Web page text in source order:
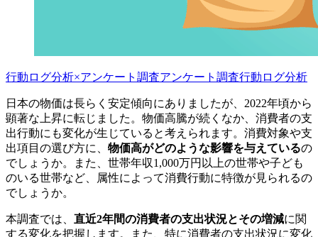
行動ログ分析×アンケート調査アンケート調査行動ログ分析
日本の物価は長らく安定傾向にありましたが、2022年頃から
顕著な上昇に転じました。物価高騰が続くなか、消費者の支
出行動にも変化が生じていると考えられます。消費対象や支
出項目の選び方に、 物価高がどのような影響を与えているの
でしょうか。また、世帯年収1,000万円以上の世帯や子ども
のいる世帯など、属性によって消費行動に特徴が見られるの
でしょうか。
本調査では、 直近2年間の消費者の支出状況とその増減に関
する変化を把握します。また、特に消費者の支出状況に変化